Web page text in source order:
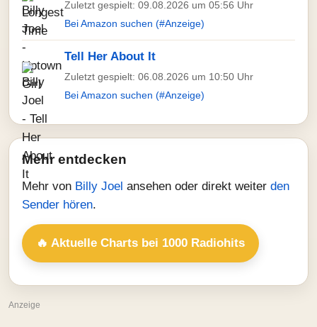
Zuletzt gespielt: 09.08.2026 um 05:56 Uhr
Bei Amazon suchen (#Anzeige)
Tell Her About It
Zuletzt gespielt: 06.08.2026 um 10:50 Uhr
Bei Amazon suchen (#Anzeige)
Mehr entdecken
Mehr von Billy Joel ansehen oder direkt weiter den
Sender hören.
🔥 Aktuelle Charts bei 1000 Radiohits
Anzeige